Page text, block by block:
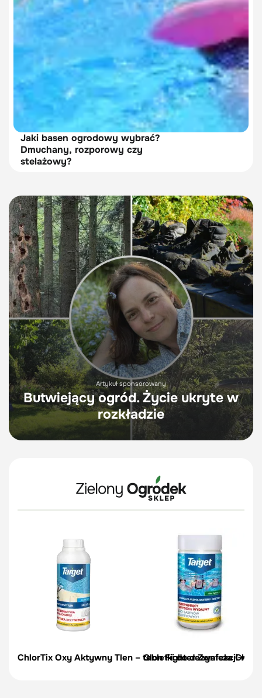
Jaki basen ogrodowy wybrać?
Dmuchany, rozporowy czy
stelażowy?
Artykuł sponsorowany
Butwiejący ogród. Życie ukryte w
rozkładzie
ChlorTix Oxy Aktywny Tlen – tabletki do dezynfekcji
Glon Fighter Zwalcza